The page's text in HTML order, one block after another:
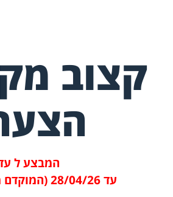
קצוב
עד 28/04/26 (המוקדם מבינהם)